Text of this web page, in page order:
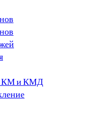
КМ и КМД